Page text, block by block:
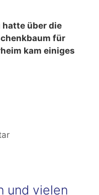
über die
für
kam einiges
und vielen